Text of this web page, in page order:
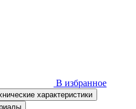
В избранное
характеристики